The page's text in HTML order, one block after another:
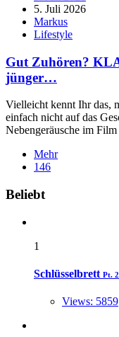
5. Juli 2026
Markus
Lifestyle
Gut Zuhören?
jünger…
Vielleicht kennt Ihr das,
einfach nicht auf das
Nebengeräusche im
Mehr
146
Widgets
Beliebt
1
Schlüsselbrett Pt. 2
Views: 5859